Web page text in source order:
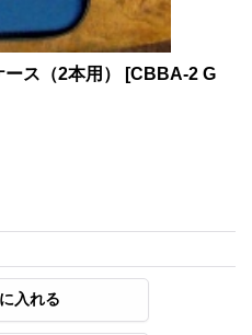
ス（2本用）
[CBBA-2 G